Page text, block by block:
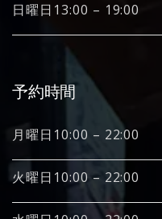
日曜日13:00 – 19:00
予約時間
月曜日10:00 – 22:00
火曜日10:00 – 22:00